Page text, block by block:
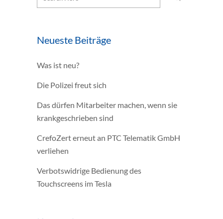
Neueste Beiträge
Was ist neu?
Die Polizei freut sich
Das dürfen Mitarbeiter machen, wenn sie
krankgeschrieben sind
CrefoZert erneut an PTC Telematik GmbH
verliehen
Verbotswidrige Bedienung des
Touchscreens im Tesla